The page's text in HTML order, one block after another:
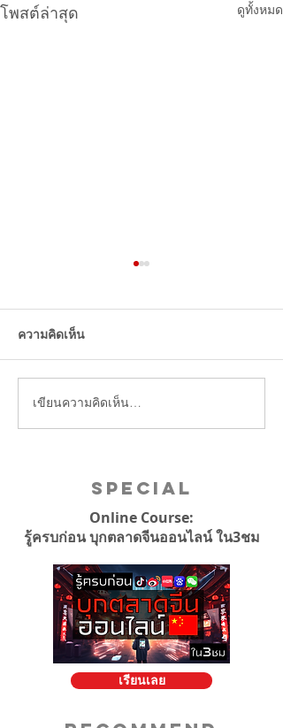
โพสต์ล่าสุด ดูทั้งหมด
ในจีน อีกธุรกิจไทยที่ได้รับ
ความนิยมจากคนจีน
ความคิดเห็น
เขียนความคิดเห็น…
Special
Online Course:
รู้ครบก่อน บุกตลาดจีนออนไลน์ ใน3ชม
เรียนเลย